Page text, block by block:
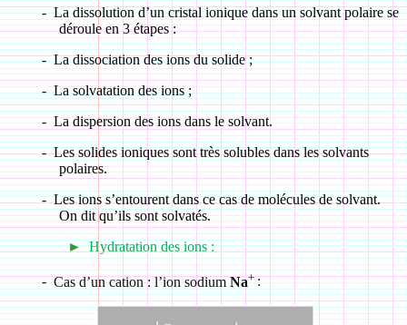
- La dissolution d’un cristal ionique dans un solvant polaire se
déroule en 3 étapes :
- La dissociation des ions du solide ;
- La solvatation des ions ;
- La dispersion des ions dans le solvant.
- Les solides ioniques sont très solubles dans les solvants
polaires.
- Les ions s’entourent dans ce cas de molécules de solvant.
On dit qu’ils sont solvatés.
► Hydratation des ions :
- Cas d’un cation : l’ion sodiumNa+: